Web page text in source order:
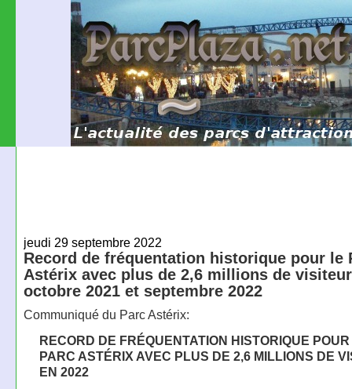
jeudi 29 septembre 2022
Record de fréquentation historique pour le
Astérix avec plus de 2,6 millions de
octobre 2021 et septembre 2022
Communiqué du Parc Astérix:
RECORD DE FRÉQUENTATION HISTORIQUE
PARC ASTÉRIX AVEC PLUS DE 2,6 MILLIONS DE
EN 2022